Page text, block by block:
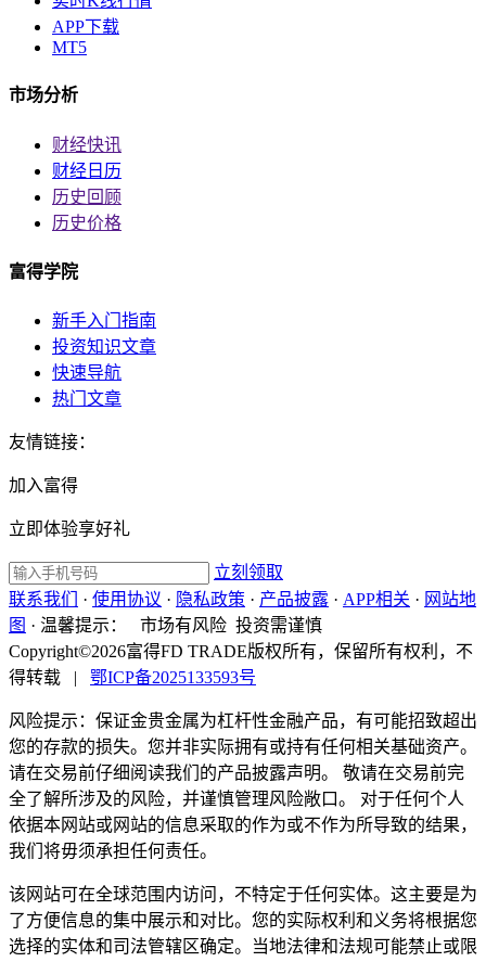
APP下载
MT5
市场分析
财经快讯
财经日历
历史回顾
历史价格
富得学院
新手入门指南
投资知识文章
快速导航
热门文章
友情链接：
加入富得
立即体验享好礼
立刻领取
联系我们
· 使用协议 · 隐私政策 · 产品披露 · APP相关 · 网站地
图 · 温馨提示：
市场有风险 投资需谨慎
Copyright©2026富得FD TRADE版权所有，保留所有权利，不
得转载
| 鄂ICP备2025133593号
风险提示：保证金贵金属为杠杆性金融产品，有可能招致超出
您的存款的损失。您并非实际拥有或持有任何相关基础资产。
请在交易前仔细阅读我们的产品披露声明。 敬请在交易前完
全了解所涉及的风险，并谨慎管理风险敞口。 对于任何个人
依据本网站或网站的信息采取的作为或不作为所导致的结果，
我们将毋须承担任何责任。
该网站可在全球范围内访问，不特定于任何实体。这主要是为
了方便信息的集中展示和对比。您的实际权利和义务将根据您
选择的实体和司法管辖区确定。当地法律和法规可能禁止或限